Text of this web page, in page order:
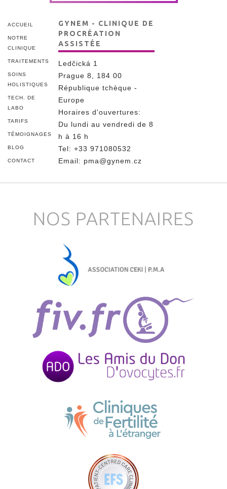
ACCUEIL
NOTRE
CLINIQUE
TRAITEMENTS
SOINS
HOLISTIQUES
TECH. DE
LABO
TARIFS
TÉMOIGNAGES
BLOG
CONTACT
GYNEM - CLINIQUE DE
PROCRÉATION
ASSISTÉE
Ledčická 1
Prague 8, 184 00
République tchèque -
Europe
Horaires d'ouvertures:
Du lundi au vendredi de 8
h à 16 h
Tel: +33 971080532
Email: pma@gynem.cz
NOS PARTENAIRES